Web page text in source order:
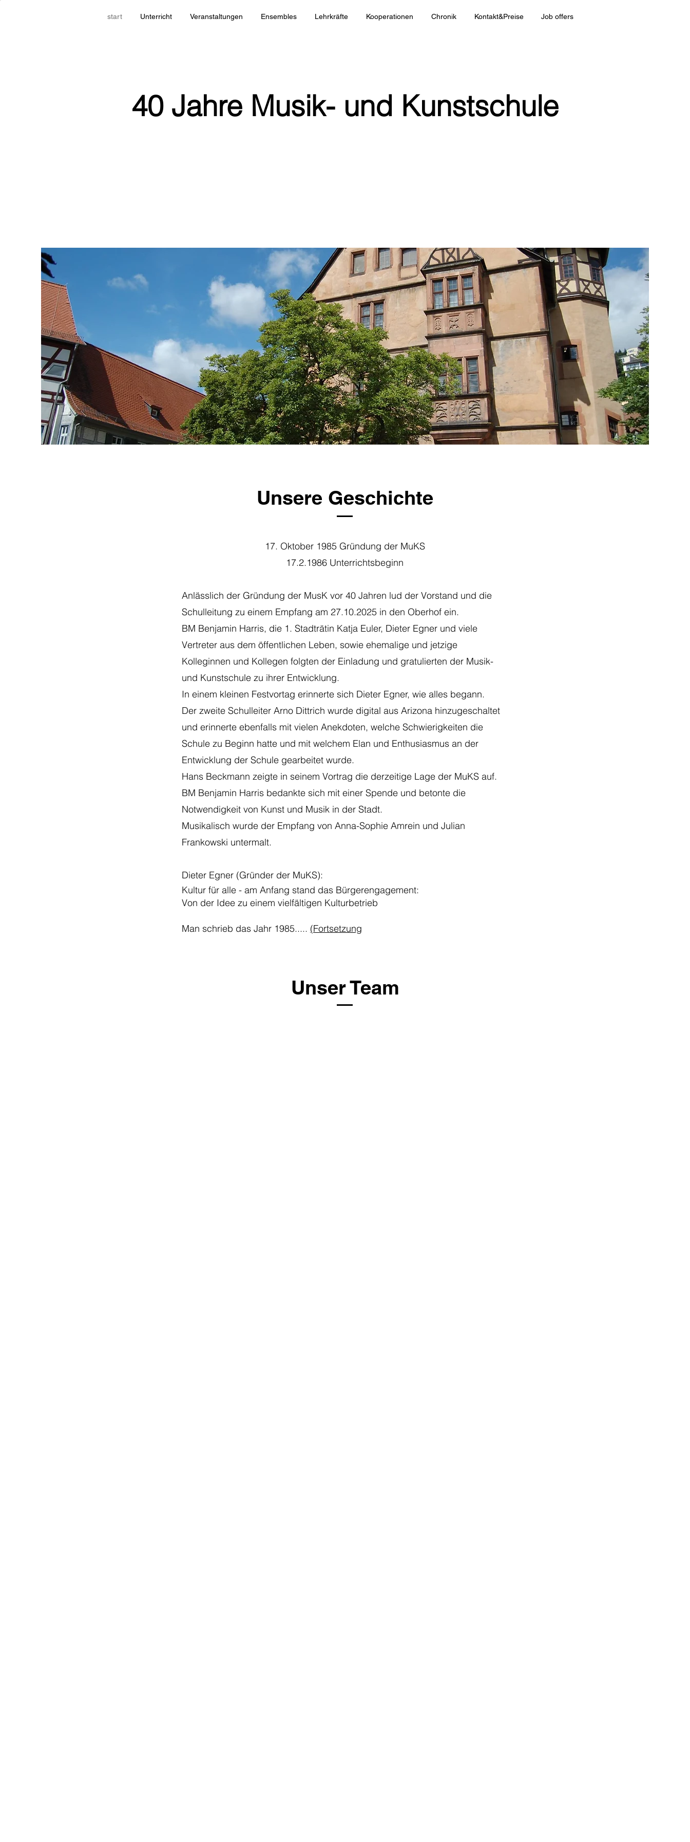
start Unterricht Veranstaltungen Ensembles Lehrkräfte Kooperationen Chronik Kontakt&Preise Job offers
40 Jahre Musik- und Kunstschule
Unsere Geschichte
17. Oktober 1985 Gründung der MuKS
17.2.1986 Unterrichtsbeginn
Anlässlich der Gründung der MusK vor 40 Jahren lud der Vorstand und die
Schulleitung zu einem Empfang am 27.10.2025 in den Oberhof ein.
BM Benjamin Harris, die 1. Stadträtin Katja Euler, Dieter Egner und viele
Vertreter aus dem öffentlichen Leben, sowie ehemalige und jetzige
Kolleginnen und Kollegen folgten der Einladung und gratulierten der Musik-
und Kunstschule zu ihrer Entwicklung.
In einem kleinen Festvortag erinnerte sich Dieter Egner, wie alles begann.
Der zweite Schulleiter Arno Dittrich wurde digital aus Arizona hinzugeschaltet
und erinnerte ebenfalls mit vielen Anekdoten, welche Schwierigkeiten die
Schule zu Beginn hatte und mit welchem Elan und Enthusiasmus an der
Entwicklung der Schule gearbeitet wurde.
Hans Beckmann zeigte in seinem Vortrag die derzeitige Lage der MuKS auf.
BM Benjamin Harris bedankte sich mit einer Spende und betonte die
Notwendigkeit von Kunst und Musik in der Stadt.
Musikalisch wurde der Empfang von Anna-Sophie Amrein und Julian
Frankowski untermalt.
Dieter Egner (Gründer der MuKS):
Kultur für alle - am Anfang stand das Bürgerengagement:
Von der Idee zu einem vielfältigen Kulturbetrieb
Man schrieb das Jahr 1985..... (Fortsetzung
Unser Team